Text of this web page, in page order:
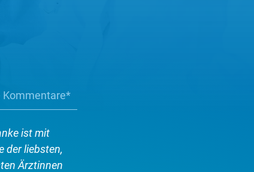
Kommentare*
ist mit
der liebsten,
Ärztinnen